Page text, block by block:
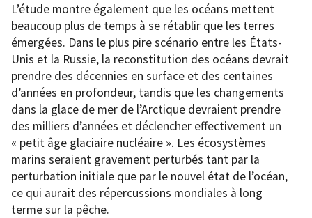
L’étude montre également que les océans mettent
beaucoup plus de temps à se rétablir que les terres
émergées. Dans le plus pire scénario entre les États-
Unis et la Russie, la reconstitution des océans devrait
prendre des décennies en surface et des centaines
d’années en profondeur, tandis que les changements
dans la glace de mer de l’Arctique devraient prendre
des milliers d’années et déclencher effectivement un
« petit âge glaciaire nucléaire ». Les écosystèmes
marins seraient gravement perturbés tant par la
perturbation initiale que par le nouvel état de l’océan,
ce qui aurait des répercussions mondiales à long
terme sur la pêche.